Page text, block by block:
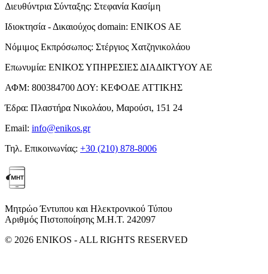
Διευθύντρια Σύνταξης: Στεφανία Κασίμη
Ιδιοκτησία - Δικαιούχος domain: ENIKOS AE
Νόμιμος Εκπρόσωπος: Στέργιος Χατζηνικολάου
Επωνυμία: ΕΝΙΚΟΣ ΥΠΗΡΕΣΙΕΣ ΔΙΑΔΙΚΤΥΟΥ ΑΕ
ΑΦΜ: 800384700 ΔΟΥ: ΚΕΦΟΔΕ ΑΤΤΙΚΗΣ
Έδρα: Πλαστήρα Νικολάου, Μαρούσι, 151 24
Email: info@enikos.gr
Τηλ. Επικοινωνίας: +30 (210) 878-8006
Μητρώο Έντυπου και Ηλεκτρονικού Τύπου
Αριθμός Πιστοποίησης Μ.Η.Τ. 242097
© 2026 ENIKOS - ALL RIGHTS RESERVED